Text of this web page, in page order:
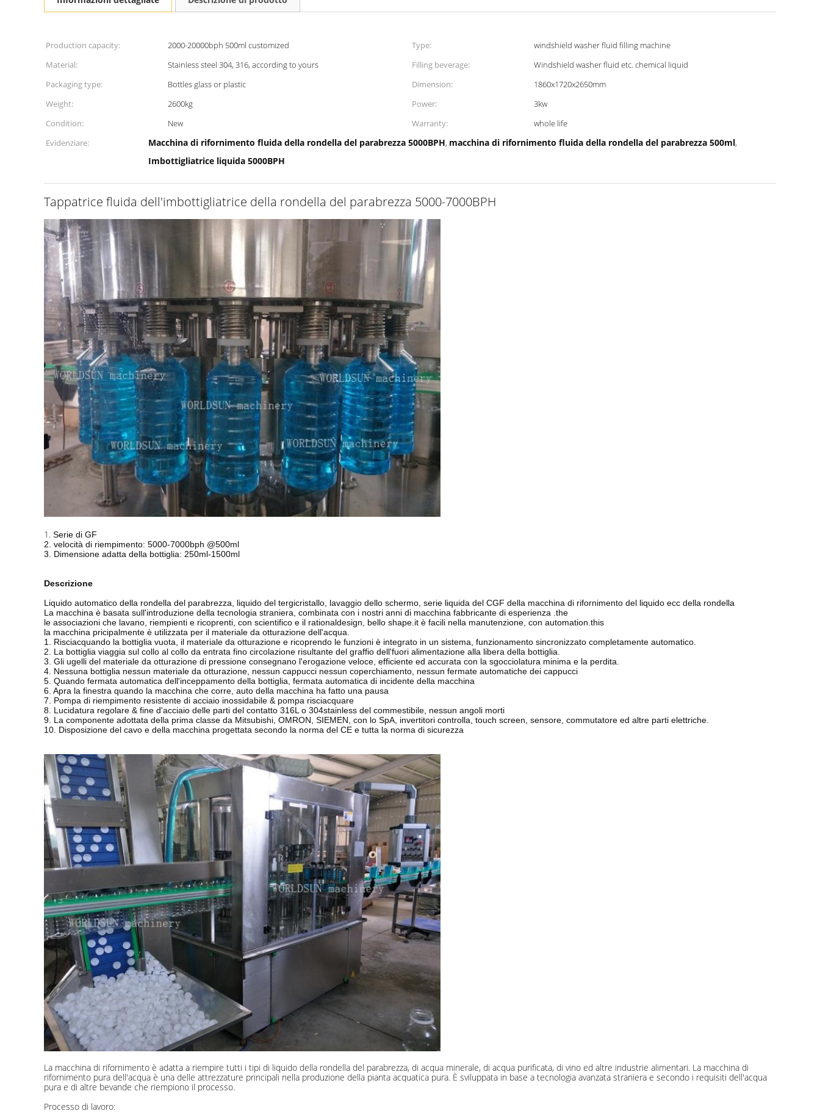
Lasciate un messaggio
Ti richiameremo presto!
Invia
Production capacity: 2000-20000bph 500ml customized Type:
windshield washer fluid filling machine
Material:
Stainless steel 304, 316, according to yours Filling beverage:
Windshield washer fluid etc. chemical liquid
Packaging type:
Bottles glass or plastic Dimension:
1860x1720x2650mm
Weight:
2600kg Power:
3kw
Condition:
New Warranty:
whole life
Evidenziare:
Macchina di rifornimento fluida della rondella del parabrezza 5000BPH, macchina di rifornimento fluida della rondella del parabrezza 500ml,
Imbottigliatrice liquida 5000BPH
Tappatrice fluida dell'imbottigliatrice della rondella del parabrezza 5000-7000BPH
1. Serie di GF
2. velocità di riempimento: 5000-7000bph @500ml
3. Dimensione adatta della bottiglia: 250ml-1500ml
Descrizione
Liquido automatico della rondella del parabrezza, liquido del tergicristallo, lavaggio dello schermo, serie liquida del CGF della macchina di rifornimento del liquido ecc della rondella
La macchina è basata sull'introduzione della tecnologia straniera, combinata con i nostri anni di macchina fabbricante di esperienza .the
le associazioni che lavano, riempienti e ricoprenti, con scientifico e il rationaldesign, bello shape.it è facili nella manutenzione, con automation.this
la macchina pricipalmente è utilizzata per il materiale da otturazione dell'acqua.
1. Risciacquando la bottiglia vuota, il materiale da otturazione e ricoprendo le funzioni è integrato in un sistema, funzionamento sincronizzato completamente automatico.
2. La bottiglia viaggia sul collo al collo da entrata fino circolazione risultante del graffio dell'fuori alimentazione alla libera della bottiglia.
3. Gli ugelli del materiale da otturazione di pressione consegnano l'erogazione veloce, efficiente ed accurata con la sgocciolatura minima e la perdita.
4. Nessuna bottiglia nessun materiale da otturazione, nessun cappucci nessun coperchiamento, nessun fermate automatiche dei cappucci
5. Quando fermata automatica dell'inceppamento della bottiglia, fermata automatica di incidente della macchina
6. Apra la finestra quando la macchina che corre, auto della macchina ha fatto una pausa
7. Pompa di riempimento resistente di acciaio inossidabile & pompa risciacquare
8. Lucidatura regolare & fine d'acciaio delle parti del contatto 316L o 304stainless del commestibile, nessun angoli morti
9. La componente adottata della prima classe da Mitsubishi, OMRON, SIEMEN, con lo SpA, invertitori controlla, touch screen, sensore, commutatore ed altre parti elettriche.
10. Disposizione del cavo e della macchina progettata secondo la norma del CE e tutta la norma di sicurezza
La macchina di rifornimento è adatta a riempire tutti i tipi di liquido della rondella del parabrezza, di acqua minerale, di acqua purificata, di vino ed altre industrie alimentari. La macchina di
rifornimento pura dell'acqua è una delle attrezzature principali nella produzione della pianta acquatica pura. È sviluppata in base a tecnologia avanzata straniera e secondo i requisiti dell'acqua
pura e di altre bevande che riempiono il processo.
Processo di lavoro: